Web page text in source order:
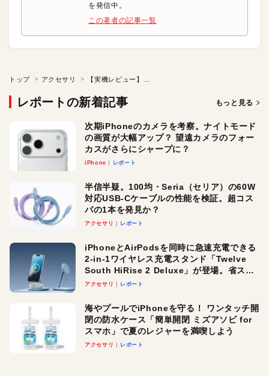
を発信中。
この著者の記事一覧
トップ アクセサリ
レポートの新着記事 もっと見る
次期iPhoneのカメラを考察。ナイトモード
の画質が大幅アップ？ 望遠カメラのフォー
カスがさらにシャープに？
iPhone レポート
半信半疑。100均・Seria（セリア）の60W
対応USB-Cケーブルの性能を検証。超コス
パの1本を発見か？
アクセサリ レポート
iPhoneとAirPodsを同時に急速充電できる
2-in-1ワイヤレス充電スタンド「Twelve
South HiRise 2 Deluxe」が登場。省スペ
ースでおしゃれに充電したい人にオスス
アクセサリ レポート
海やプールでiPhoneを守る！ ワンタッチ開
閉の防水ケース「簡単開閉 ミズアソビ for
スマホ」で夏のレジャーを満喫しよう
アクセサリ レポート